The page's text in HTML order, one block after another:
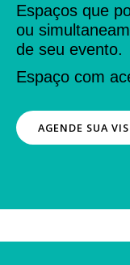
Espaços que
ou
de seu evento.
Espaço com
AGENDE SUA